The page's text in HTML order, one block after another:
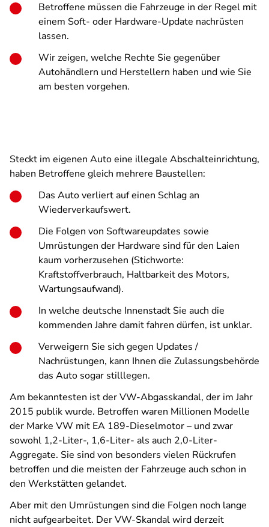
Betroffene müssen die Fahrzeuge in der Regel mit
einem Soft- oder Hardware-Update nachrüsten
lassen.
Wir zeigen, welche Rechte Sie gegenüber
Autohändlern und Herstellern haben und wie Sie
am besten vorgehen.
Steckt im eigenen Auto eine illegale Abschalteinrichtung,
haben Betroffene gleich mehrere Baustellen:
Das Auto verliert auf einen Schlag an
Wiederverkaufswert.
Die Folgen von Softwareupdates sowie
Umrüstungen der Hardware sind für den Laien
kaum vorherzusehen (Stichworte:
Kraftstoffverbrauch, Haltbarkeit des Motors,
Wartungsaufwand).
In welche deutsche Innenstadt Sie auch die
kommenden Jahre damit fahren dürfen, ist unklar.
Verweigern Sie sich gegen Updates /
Nachrüstungen, kann Ihnen die Zulassungsbehörde
das Auto sogar stilllegen.
Am bekanntesten ist der VW-Abgasskandal, der im Jahr
2015 publik wurde. Betroffen waren Millionen Modelle
der Marke VW mit EA 189-Dieselmotor – und zwar
sowohl 1,2-Liter-, 1,6-Liter- als auch 2,0-Liter-
Aggregate. Sie sind von besonders vielen Rückrufen
betroffen und die meisten der Fahrzeuge auch schon in
den Werkstätten gelandet.
Aber mit den Umrüstungen sind die Folgen noch lange
nicht aufgearbeitet. Der VW-Skandal wird derzeit